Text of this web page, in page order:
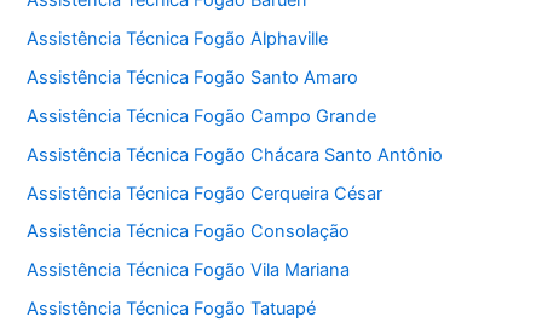
Assistência Técnica Fogão Alphaville
Assistência Técnica Fogão Santo Amaro
Assistência Técnica Fogão Campo Grande
Assistência Técnica Fogão Chácara Santo Antônio
Assistência Técnica Fogão Cerqueira César
Assistência Técnica Fogão Consolação
Assistência Técnica Fogão Vila Mariana
Assistência Técnica Fogão Tatuapé